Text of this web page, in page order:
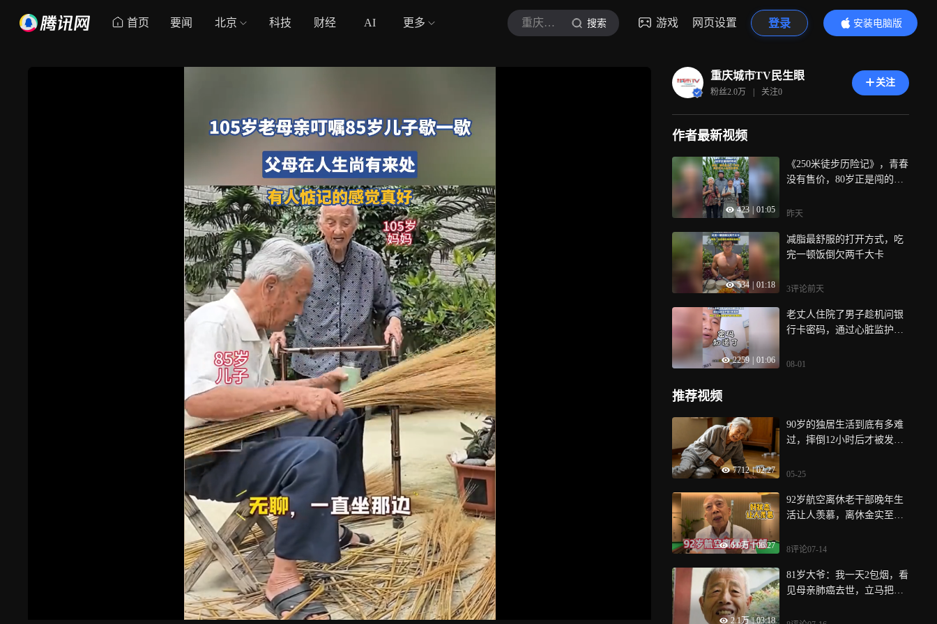
首页 要闻 北京 科技 财经 AI 更多 重庆城市TV民生眼 搜索 游戏 网页设置 登录
安装电脑版
内容更精彩
重庆城市TV民生眼
粉丝2.0万 | 关注0
关注
作者最新视频
423 01:05
《250米徒步历险记》，青春
没有售价，80岁正是闯的年
昨天
534 01:18
减脂最舒服的打开方式，吃
完一顿饭倒欠两千大卡
3评论前天
2259 01:06
老丈人住院了男子趁机问银
行卡密码，通过心脏监护器
08-01
推荐视频
7712 | 02:27
90岁的独居生活到底有多难
过，摔倒12小时后才被发现 |
05-25
6.0万 | 06:27
92岁航空离休老干部晚年生
活让人羡慕，离休金实至名
8评论07-14
2.1万 | 03:18
81岁大爷：我一天2包烟，看
见母亲肺癌去世，立马把烟